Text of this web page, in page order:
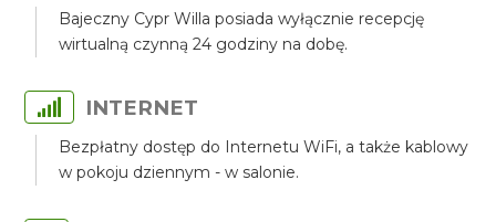
Bajeczny Cypr Willa posiada wyłącznie recepcję
wirtualną czynną 24 godziny na dobę.
INTERNET
Bezpłatny dostęp do Internetu WiFi, a także kablowy
w pokoju dziennym - w salonie.